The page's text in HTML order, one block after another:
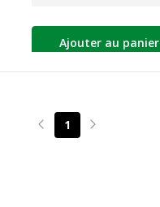
Ajouter au panier
Page précédente
1 Page suivante